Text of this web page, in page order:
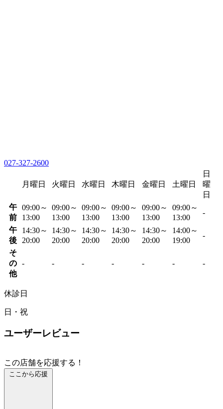
027-327-2600
月曜日 火曜日 水曜日 木曜日 金曜日 土曜日
日
曜
日
午
前
09:00～
13:00
09:00～
13:00
09:00～
13:00
09:00～
13:00
09:00～
13:00
09:00～
13:00
-
午
後
14:30～
20:00
14:30～
20:00
14:30～
20:00
14:30～
20:00
14:30～
20:00
14:00～
19:00
-
そ
の
他
- - - - - - -
休診日
日・祝
ユーザーレビュー
この店舗を応援する！
ここから応援